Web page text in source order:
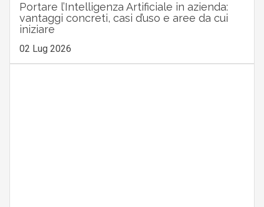
Portare l’Intelligenza Artificiale in azienda:
vantaggi concreti, casi d’uso e aree da cui
iniziare
02 Lug 2026